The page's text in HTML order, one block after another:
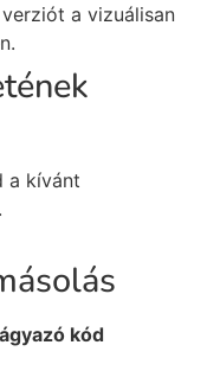
a vizuálisan
a kívánt
kód